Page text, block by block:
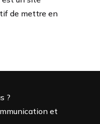
de mettre en
?
et